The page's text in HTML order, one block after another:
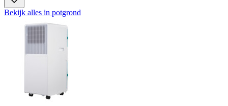
Bekijk alles in potgrond